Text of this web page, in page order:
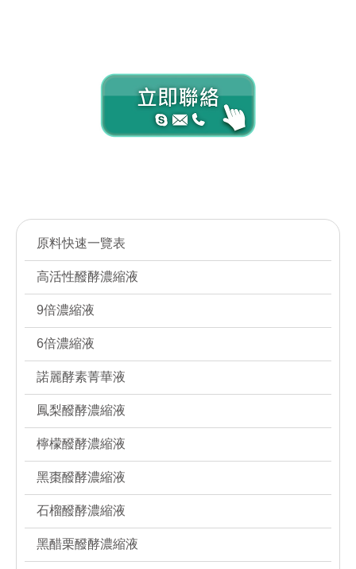
原料快速一覽表
高活性醱酵濃縮液
9倍濃縮液
6倍濃縮液
諾麗酵素菁華液
鳳梨醱酵濃縮液
檸檬醱酵濃縮液
黑棗醱酵濃縮液
石榴醱酵濃縮液
黑醋栗醱酵濃縮液